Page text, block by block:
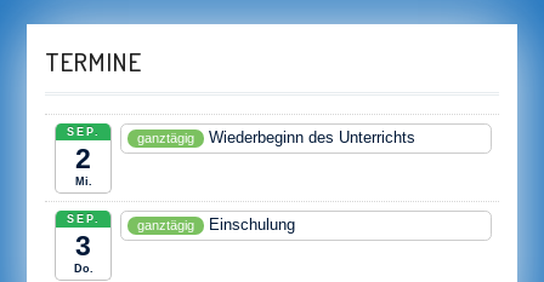
TERMINE
SEP.
2
Mi.
ganztägig Wiederbeginn des Unterrichts
SEP.
3
Do.
ganztägig Einschulung